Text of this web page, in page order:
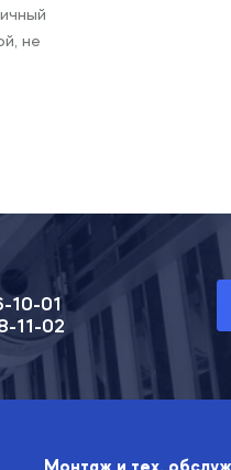
не
10-01
11-02